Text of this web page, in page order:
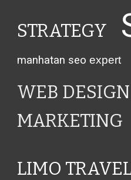
STRATEGY
manhatan seo expert
WEB
MARKETING
LIMO